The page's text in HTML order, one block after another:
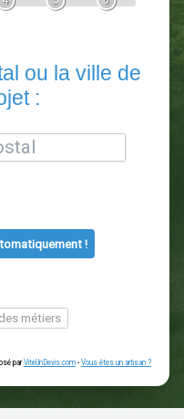
3 devis comparatifs
postal ou la
ou